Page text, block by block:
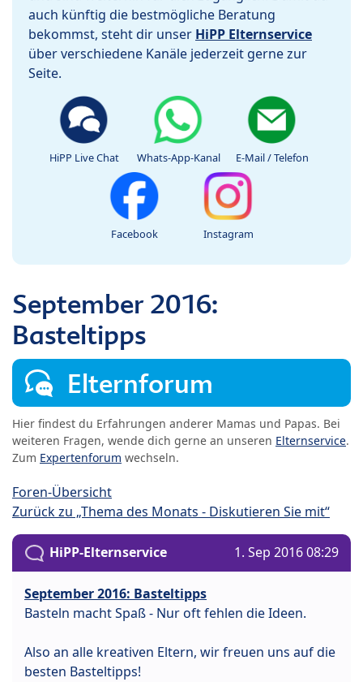
auch künftig die bestmögliche Beratung
bekommst, steht dir unser HiPP Elternservice
über verschiedene Kanäle jederzeit gerne zur
Seite.
HiPP Live Chat Whats-App-Kanal E-Mail / Telefon
Facebook Instagram
September 2016:
Basteltipps
Elternforum
Hier findest du Erfahrungen anderer Mamas und Papas. Bei
weiteren Fragen, wende dich gerne an unseren Elternservice.
Zum Expertenforum wechseln.
Foren-Übersicht
Zurück zu „Thema des Monats - Diskutieren Sie mit“
HiPP-Elternservice 1. Sep 2016 08:29
September 2016: Basteltipps
Basteln macht Spaß - Nur oft fehlen die Ideen.
Also an alle kreativen Eltern, wir freuen uns auf die
besten Basteltipps!